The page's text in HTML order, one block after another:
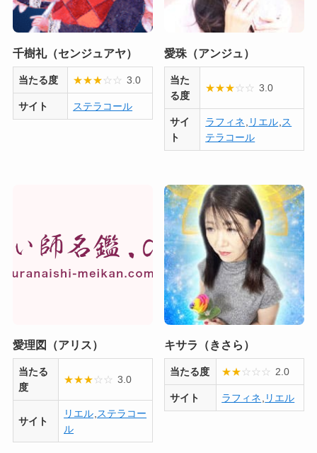
千樹礼（センジュアヤ）
当たる度 ★★★☆ ☆ 3.0
サイト ステラコール
愛珠（アンジュ）
当た
る度
★★★☆ ☆ 3.0
サイ
ト
ラフィネ リエル ス
テラコール
愛理図（アリス）
当たる
度
★★★☆ ☆ 3.0
サイト
リエル ステラコー
ル
キサラ（きさら）
当たる度 ★★☆ ☆ ☆ 2.0
サイト ラフィネ リエル